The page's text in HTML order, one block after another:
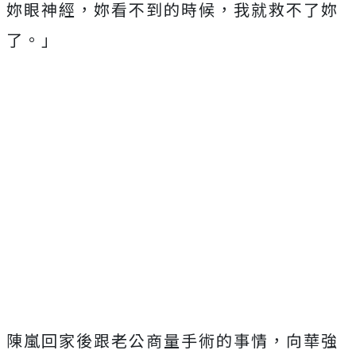
妳眼神經，妳看不到的時候，我就救不了妳
了。」
陳嵐回家後跟老公商量手術的事情，向華強